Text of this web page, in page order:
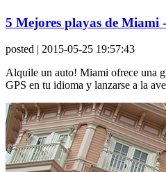
5 Mejores playas de Miami
posted | 2015-05-25 19:57:43
Alquile un auto! Miami ofrece una
GPS en tu idioma y lanzarse a la